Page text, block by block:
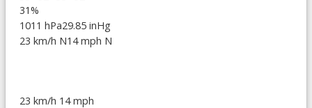
31%
1011 hPa29.85 inHg
23 km/h N14 mph N
23 km/h 14 mph